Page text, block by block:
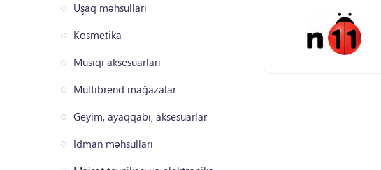
Uşaq məhsulları
Kosmetika
Musiqi aksesuarları
Multibrend mağazalar
Geyim, ayaqqabı, aksesuarlar
İdman məhsulları